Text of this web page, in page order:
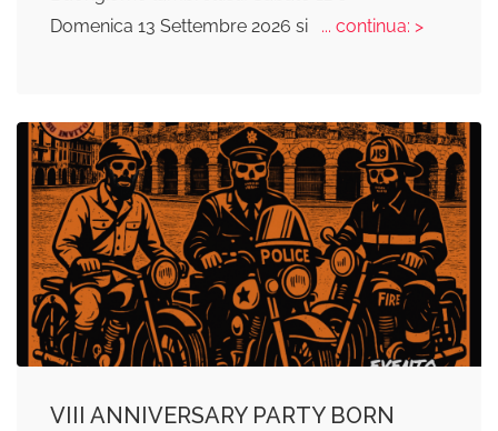
Domenica 13 Settembre 2026 si
... continua: >
VIII ANNIVERSARY PARTY BORN